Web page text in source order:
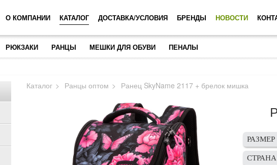
О КОМПАНИИ КАТАЛОГ ДОСТАВКА/УСЛОВИЯ БРЕНДЫ НОВОСТИ
РЮКЗАКИ РАНЦЫ МЕШКИ ДЛЯ ОБУВИ ПЕНАЛЫ
Каталог Ранцы оптом Ранец SkyName 2117 + брелок мишка